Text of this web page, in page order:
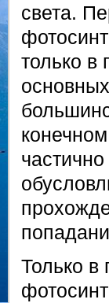
света.
только в
Только в